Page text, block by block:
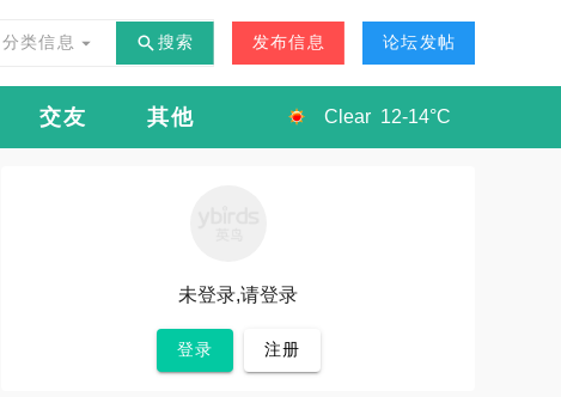
分类信息 搜索 发布信息 论坛发帖
交友 其他 Clear 12-14°C
未登录,请登录
登录 注册